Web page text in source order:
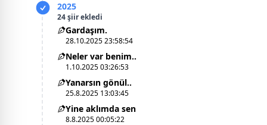
2025
24 şiir ekledi
Gardaşım.
28.10.2025 23:58:54
Neler var benim..
1.10.2025 03:26:53
Yanarsın gönül..
25.8.2025 13:03:45
Yine aklımda sen
8.8.2025 00:05:22